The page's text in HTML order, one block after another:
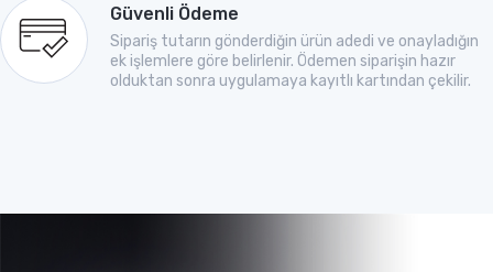
Güvenli Ödeme
Sipariş tutarın gönderdiğin ürün adedi ve onayladığın
ek işlemlere göre belirlenir. Ödemen siparişin hazır
olduktan sonra uygulamaya kayıtlı kartından çekilir.